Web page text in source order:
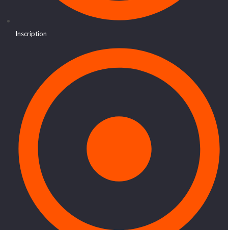
Inscription